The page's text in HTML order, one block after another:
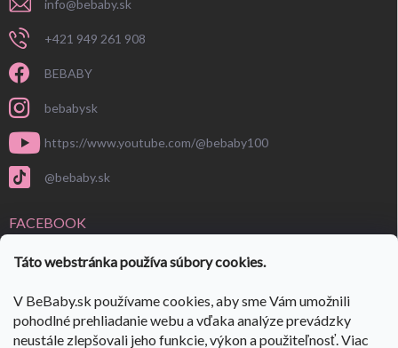
Táto webstránka používa súbory cookies.
V BeBaby.sk používame cookies, aby sme Vám umožnili
pohodlné prehliadanie webu a vďaka analýze prevádzky
neustále zlepšovali jeho funkcie, výkon a použiteľnosť. Viac
info@bebaby.sk
+421 949 261 908
BEBABY
bebabysk
https://www.youtube.com/@bebaby100
@bebaby.sk
FACEBOOK